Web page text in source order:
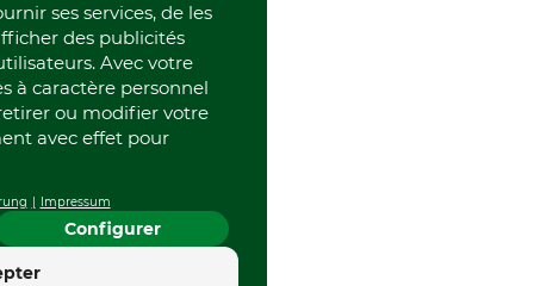
ses services, de les
des publicités
Avec votre
à caractère personnel
ou modifier votre
avec effet pour
Impressum
Configurer